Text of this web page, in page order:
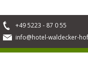
+49 5223 - 87 0 55
info@hotel-waldecker-